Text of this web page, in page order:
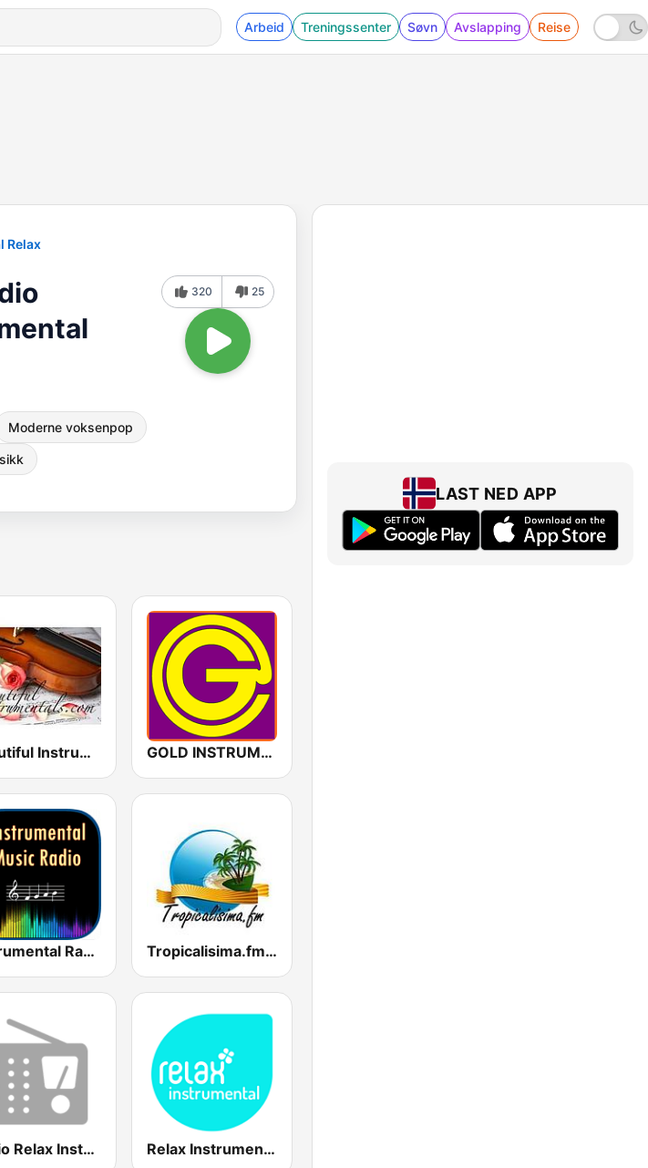
Arbeid Treningssenter Søvn Avslapping Reise
Relax
Moderne voksenpop
320 25
Beautiful Instrumentals GOLD INSTRUMENTAL
Instrumental Radio Tropicalisima.fm Instrumental
Radio Relax Instrumental Relax Instrumental
LAST NED APP